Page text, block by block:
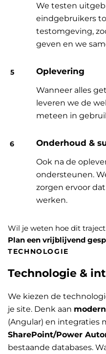
We testen
eindgebruikers
testomgeving,
geven en we
Oplevering
Wanneer alles
leveren we de
meteen in
Onderhoud &
Ook na de
ondersteunen.
zorgen ervoor
werken.
Wil je weten hoe dit
Plan een vrijblijvend
TECHNOLOGIE
Technologie &
We kiezen de
je site. Denk aan
(Angular) en integraties
SharePoint/Power
bestaande databases.